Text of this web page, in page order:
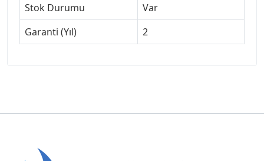
Stok Durumu
Var
Garanti (Yıl)
2